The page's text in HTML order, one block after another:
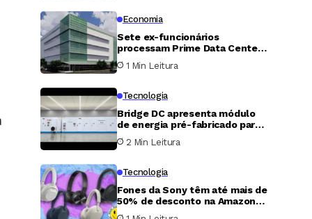
Economia
Sete ex-funcionários
processam Prime Data Centers
e exigem 400 milhões de
dólares por fraude em
1 Min Leitura
Tecnologia
Bridge DC apresenta módulo
de energia pré-fabricado para
data centers voltados à
inteligência artificial
2 Min Leitura
Tecnologia
Fones da Sony têm até mais de
50% de desconto na Amazon
neste fim de semana